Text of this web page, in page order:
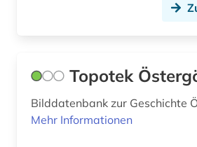
besetzung (3)
Topotek
Bilddatenbank zur Geschichte
Mehr Informationen